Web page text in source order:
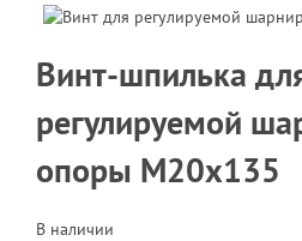
Винт-шпилька
регулируемой
опоры M20x135
В наличии